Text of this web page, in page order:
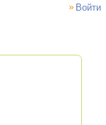
Войти